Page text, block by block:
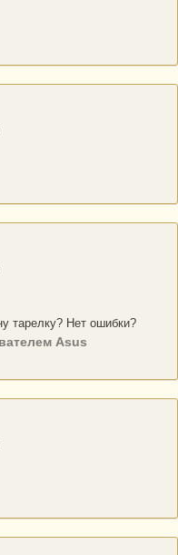
тарелку? Нет ошибки?
Asus